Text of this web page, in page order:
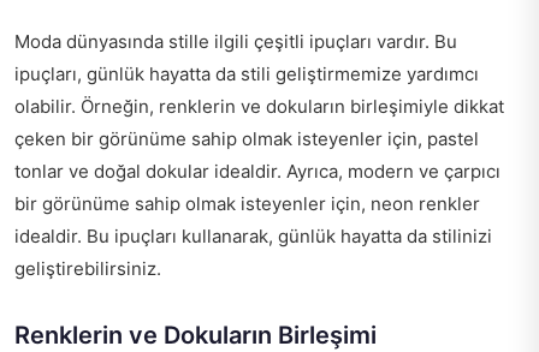
Moda dünyasında stille ilgili çeşitli ipuçları vardır. Bu
ipuçları, günlük hayatta da stili geliştirmemize yardımcı
olabilir. Örneğin, renklerin ve dokuların birleşimiyle dikkat
çeken bir görünüme sahip olmak isteyenler için, pastel
tonlar ve doğal dokular idealdir. Ayrıca, modern ve çarpıcı
bir görünüme sahip olmak isteyenler için, neon renkler
idealdir. Bu ipuçları kullanarak, günlük hayatta da stilinizi
geliştirebilirsiniz.
Renklerin ve Dokuların Birleşimi